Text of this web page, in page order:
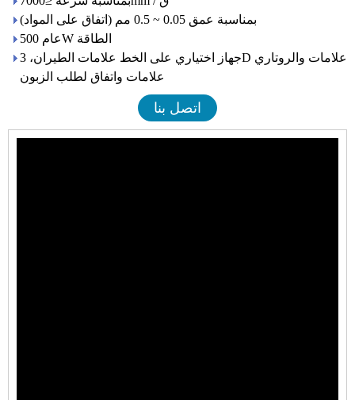
بمناسبة عمق 0.05 ~ 0.5 مم (اتفاق على المواد)
عام 500W الطاقة
جهاز اختياري على الخط علامات الطيران، 3D علامات والروتاري
علامات واتفاق لطلب الزبون
اتصل بنا